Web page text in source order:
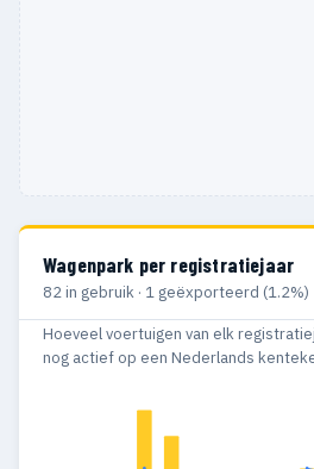
Wagenpark per registratiejaar
82 in gebruik · 1 geëxporteerd (1.2%)
Hoeveel voertuigen van elk
nog actief op een Nederlands